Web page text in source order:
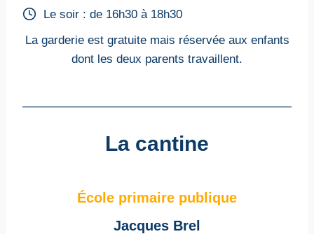
Le soir : de 16h30 à 18h30
La garderie est gratuite mais réservée aux enfants
dont les deux parents travaillent.
La cantine
École primaire publique
Jacques Brel